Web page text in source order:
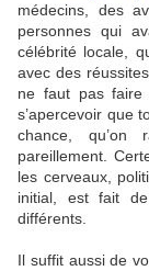
médecins, des
personnes qui
célébrité locale,
avec des
ne faut pas faire
s’apercevoir que
chance, qu’on
pareillement.
les cerveaux,
initial, est fait
différents.
Il suffit aussi de